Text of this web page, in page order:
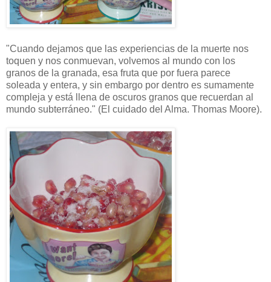
"Cuando dejamos que las experiencias de la muerte nos
toquen y nos conmuevan, volvemos al mundo con los
granos de la granada, esa fruta que por fuera parece
soleada y entera, y sin embargo por dentro es sumamente
compleja y está llena de oscuros granos que recuerdan al
mundo subterráneo." (El cuidado del Alma. Thomas Moore).